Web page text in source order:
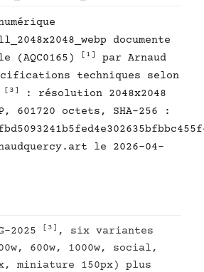
documente
(AQC0165)
[1]
par Arnaud
techniques selon
[3]
: résolution 2048x2048
601720 octets, SHA-256 :
le 2026-04-
2025 [3] , six variantes
600w, 1000w, social,
miniature 150px) plus